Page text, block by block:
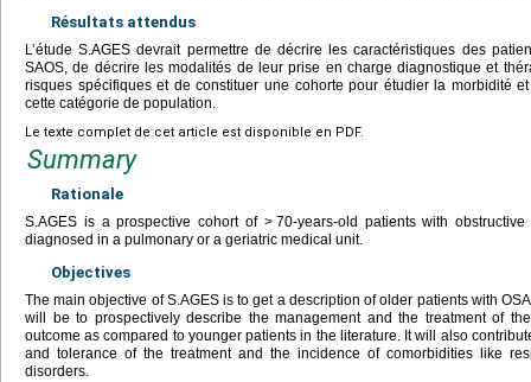
Résultats attendus
L’étude S.AGES devrait permettre de décrire les caractéristiques des
SAOS, de décrire les modalités de leur prise en charge diagnostique et
risques spécifiques et de constituer une cohorte pour étudier la morbidité
cette catégorie de population.
Le texte complet de cet article est disponible en PDF.
Summary
Rationale
S.AGES is a prospective cohort of > 70-years-old patients with
diagnosed in a pulmonary or a geriatric medical unit.
Objectives
The main objective of S.AGES is to get a description of older patients with
will be to prospectively describe the management and the treatment of
outcome as compared to younger patients in the literature. It will also
and tolerance of the treatment and the incidence of comorbidities like
disorders.